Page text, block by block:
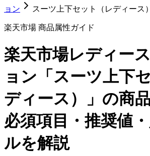
ョン
スーツ上下セット（レディース）
楽天市場 商品属性ガイド
楽天市場レディー
ョン「スーツ上下
ディース）」 の商
必須項目・推奨値
ルを解説